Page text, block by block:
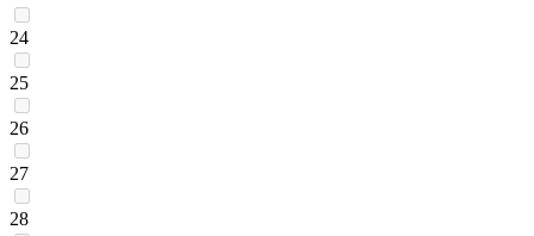
24
25
26
27
28